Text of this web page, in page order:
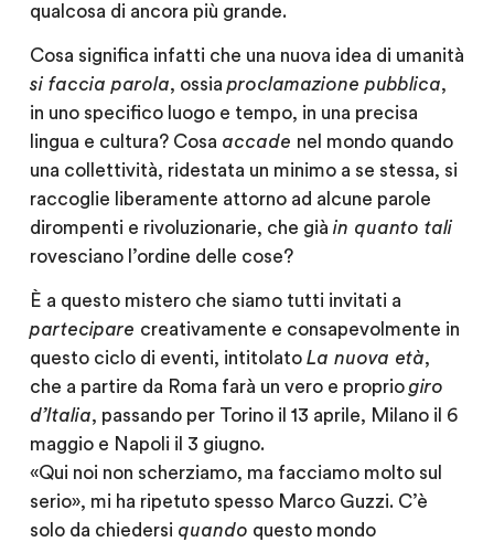
qualcosa di ancora più grande.
Cosa significa infatti che una nuova idea di umanità
si faccia parola, ossia proclamazione pubblica,
in uno specifico luogo e tempo, in una precisa
lingua e cultura? Cosa accade nel mondo quando
una collettività, ridestata un minimo a se stessa, si
raccoglie liberamente attorno ad alcune parole
dirompenti e rivoluzionarie, che già in quanto tali
rovesciano l’ordine delle cose?
È a questo mistero che siamo tutti invitati a
partecipare creativamente e consapevolmente in
questo ciclo di eventi, intitolato La nuova età,
che a partire da Roma farà un vero e proprio giro
d’Italia, passando per Torino il 13 aprile, Milano il 6
maggio e Napoli il 3 giugno.
«Qui noi non scherziamo, ma facciamo molto sul
serio», mi ha ripetuto spesso Marco Guzzi. C’è
solo da chiedersi quando questo mondo